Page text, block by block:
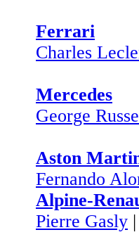
Ferrari
Charles
Mercedes
George
Aston
Fernando
Alpine-
Pierre Gasly |